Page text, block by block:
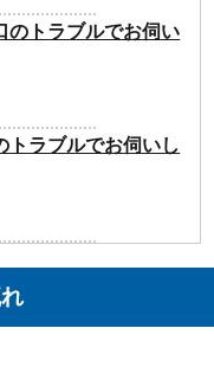
のトラブルでお伺い
トラブルでお伺いし
口のトラブルでお